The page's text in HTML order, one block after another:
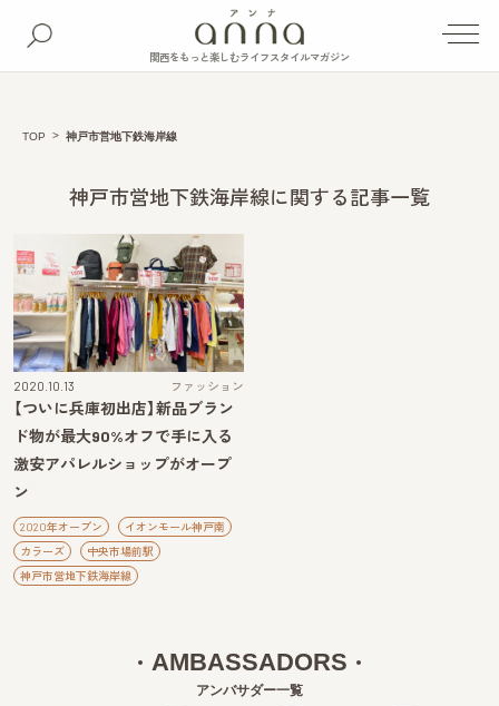
関西をもっと楽しむライフスタイルマガジン
TOP 神戸市営地下鉄海岸線
神戸市営地下鉄海岸線に関する記事一覧
2020.10.13 ファッション
【ついに兵庫初出店】新品ブラン
ド物が最大90%オフで手に入る
激安アパレルショップがオープ
ン
2020年オープン
イオンモール神戸南
カラーズ
中央市場前駅
神戸市営地下鉄海岸線
AMBASSADORS
アンバサダー一覧